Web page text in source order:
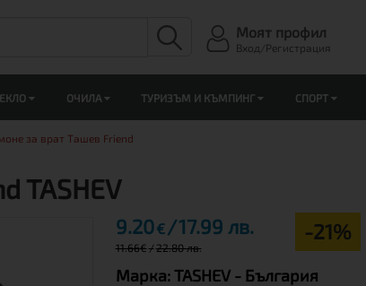
Моят профил
Вход/Регистрация
ОЧИЛА ТУРИЗЪМ И КЪМПИНГ СПОРТ
за врат Ташев Friend
TASHEV
9.20€ 17.99 лв.
11.66€ 22.80 лв.
-21%
Марка:TASHEV - България